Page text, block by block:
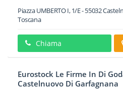
Piazza UMBERTO I, 1/E-55032
Toscana
Chiama
Eurostock Le Firme In Di
Castelnuovo Di Garfagnana